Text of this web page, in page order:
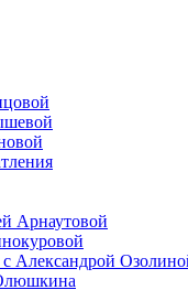
Арнаутовой
с Александрой